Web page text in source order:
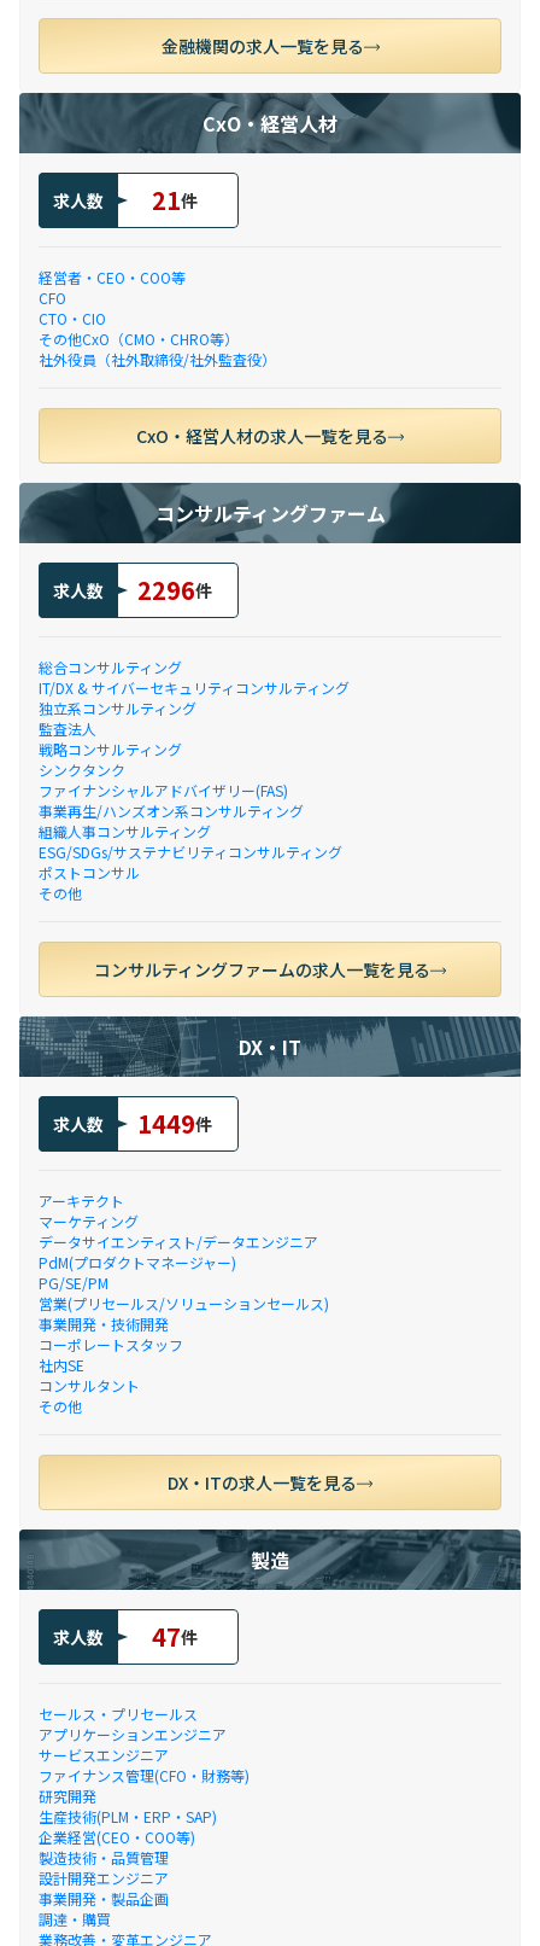
金融機関の求人一覧を見る
CxO・経営人材
求人数 21件
経営者・CEO・COO等
CFO
CTO・CIO
その他CxO（CMO・CHRO等）
社外役員（社外取締役/社外監査役）
CxO・経営人材の求人一覧を見る
コンサルティングファーム
求人数 2296件
総合コンサルティング
IT/DX & サイバーセキュリティコンサルティング
独立系コンサルティング
監査法人
戦略コンサルティング
シンクタンク
ファイナンシャルアドバイザリー(FAS)
事業再生/ハンズオン系コンサルティング
組織人事コンサルティング
ESG/SDGs/サステナビリティコンサルティング
ポストコンサル
その他
コンサルティングファームの求人一覧を見る
DX・IT
求人数 1449件
アーキテクト
マーケティング
データサイエンティスト/データエンジニア
PdM(プロダクトマネージャー)
PG/SE/PM
営業(プリセールス/ソリューションセールス)
事業開発・技術開発
コーポレートスタッフ
社内SE
コンサルタント
その他
DX・ITの求人一覧を見る
製造
求人数 47件
セールス・プリセールス
アプリケーションエンジニア
サービスエンジニア
ファイナンス管理(CFO・財務等)
研究開発
生産技術(PLM・ERP・SAP)
企業経営(CEO・COO等)
製造技術・品質管理
設計開発エンジニア
事業開発・製品企画
調達・購買
業務改善・変革エンジニア